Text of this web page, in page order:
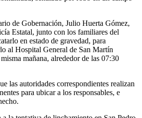
de Gobernación, Julio Huerta Gómez,
Estatal, junto con los familiares del
en estado de gravedad, para
al Hospital General de San Martín
mañana, alrededor de las 07:30
las autoridades correspondientes realizan
para ubicar a los responsables, e